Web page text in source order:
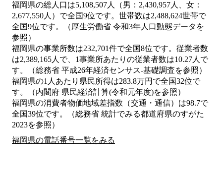
福岡県の総人口は5,108,507人（男：2,430,957人、女：
2,677,550人）で全国9位です。世帯数は2,488,624世帯で
全国9位です。（厚生労働省 令和3年人口動態データを
参照）
福岡県の事業所数は232,701件で全国8位です。従業者数
は2,389,165人で、1事業所あたりの従業者数は10.27人で
す。（総務省 平成26年経済センサス‐基礎調査を参照）
福岡県の1人あたり県民所得は283.8万円で全国32位で
す。（内閣府 県民経済計算(令和元年度)を参照）
福岡県の消費者物価地域差指数（交通・通信）は98.7で
全国39位です。（総務省 統計でみる都道府県のすがた
2023を参照）
福岡県の電話番号一覧をみる